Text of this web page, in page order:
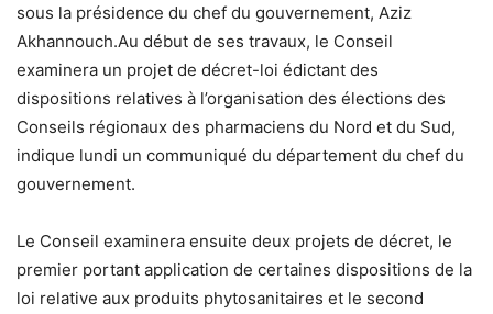
sous la présidence du chef du gouvernement, Aziz
Akhannouch.Au début de ses travaux, le Conseil
examinera un projet de décret-loi édictant des
dispositions relatives à l’organisation des élections des
Conseils régionaux des pharmaciens du Nord et du Sud,
indique lundi un communiqué du département du chef du
gouvernement.
Le Conseil examinera ensuite deux projets de décret, le
premier portant application de certaines dispositions de la
loi relative aux produits phytosanitaires et le second